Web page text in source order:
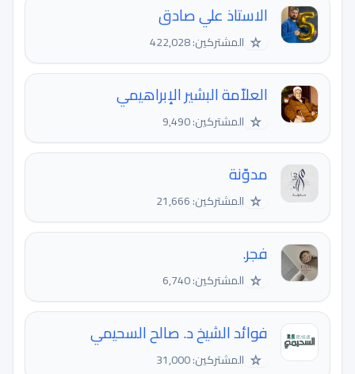
الاستاذ علي صادق
☆ المشتركين: 422,028
العلاّمة البشير الإبراهيمي
☆ المشتركين: 9,490
مدوّنة
☆ المشتركين: 21,666
فجر.
☆ المشتركين: 6,740
فوائد الشيخ د. صالح السحيمي
☆ المشتركين: 31,000